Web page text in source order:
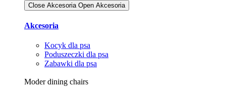
Close Akcesoria Open Akcesoria
Akcesoria
Kocyk dla psa
Poduszeczki dla psa
Zabawki dla psa
Moder dining chairs